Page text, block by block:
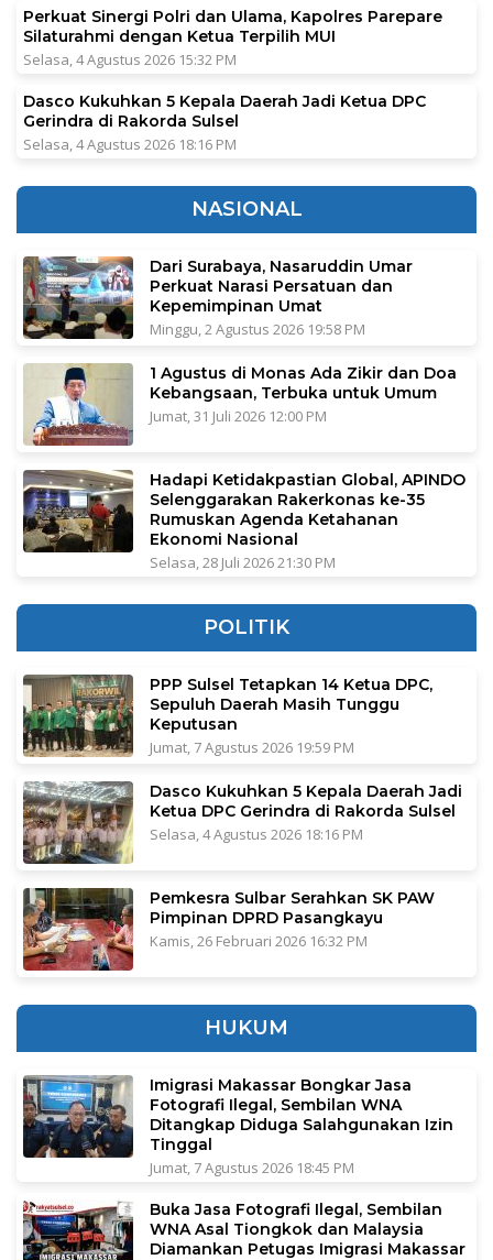
Perkuat Sinergi Polri dan Ulama, Kapolres Parepare
Silaturahmi dengan Ketua Terpilih MUI
Selasa, 4 Agustus 2026 15:32 PM
Dasco Kukuhkan 5 Kepala Daerah Jadi Ketua DPC
Gerindra di Rakorda Sulsel
Selasa, 4 Agustus 2026 18:16 PM
NASIONAL
Dari Surabaya, Nasaruddin Umar
Perkuat Narasi Persatuan dan
Kepemimpinan Umat
Minggu, 2 Agustus 2026 19:58 PM
1 Agustus di Monas Ada Zikir dan Doa
Kebangsaan, Terbuka untuk Umum
Jumat, 31 Juli 2026 12:00 PM
Hadapi Ketidakpastian Global, APINDO
Selenggarakan Rakerkonas ke-35
Rumuskan Agenda Ketahanan
Ekonomi Nasional
Selasa, 28 Juli 2026 21:30 PM
POLITIK
PPP Sulsel Tetapkan 14 Ketua DPC,
Sepuluh Daerah Masih Tunggu
Keputusan
Jumat, 7 Agustus 2026 19:59 PM
Dasco Kukuhkan 5 Kepala Daerah Jadi
Ketua DPC Gerindra di Rakorda Sulsel
Selasa, 4 Agustus 2026 18:16 PM
Pemkesra Sulbar Serahkan SK PAW
Pimpinan DPRD Pasangkayu
Kamis, 26 Februari 2026 16:32 PM
HUKUM
Imigrasi Makassar Bongkar Jasa
Fotografi Ilegal, Sembilan WNA
Ditangkap Diduga Salahgunakan Izin
Tinggal
Jumat, 7 Agustus 2026 18:45 PM
Buka Jasa Fotografi Ilegal, Sembilan
WNA Asal Tiongkok dan Malaysia
Diamankan Petugas Imigrasi Makassar